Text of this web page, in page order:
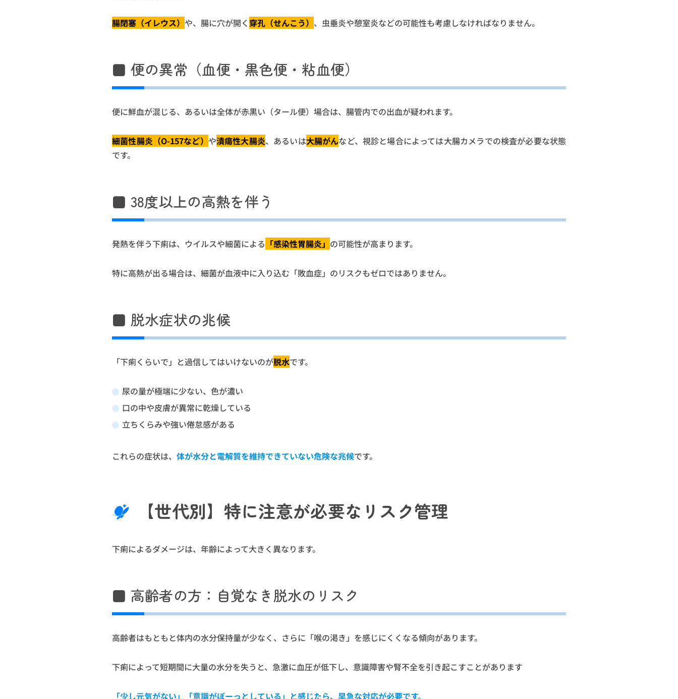
腸閉塞（イレウス） や、腸に穴が開く穿孔（せんこう） 、虫垂炎や憩室炎などの可能性も考慮しなければなりません。
■ 便の異常（血便・黒色便・粘血便）
便に鮮血が混じる、あるいは全体が赤黒い（タール便）場合は、腸管内での出血が疑われます。
細菌性腸炎（O-157など） や潰瘍性大腸炎、あるいは大腸がんなど、視診と場合によっては大腸カメラでの検査が必要な状態
です。
■ 38度以上の高熱を伴う
発熱を伴う下痢は、ウイルスや細菌による 「感染性胃腸炎」 の可能性が高まります。
特に高熱が出る場合は、細菌が血液中に入り込む「敗血症」のリスクもゼロではありません。
■ 脱水症状の兆候
「下痢くらいで」と過信してはいけないのが脱水です。
尿の量が極端に少ない、色が濃い
口の中や皮膚が異常に乾燥している
立ちくらみや強い倦怠感がある
これらの症状は、 体が水分と電解質を維持できていない危険な兆候です。
【世代別】特に注意が必要なリスク管理
下痢によるダメージは、年齢によって大きく異なります。
■ 高齢者の方：自覚なき脱水のリスク
高齢者はもともと体内の水分保持量が少なく、さらに「喉の渇き」を感じにくくなる傾向があります。
下痢によって短期間に大量の水分を失うと、急激に血圧が低下し、意識障害や腎不全を引き起こすことがあります
「少し元気がない」「意識がぼーっとしている」と感じたら、早急な対応が必要です。